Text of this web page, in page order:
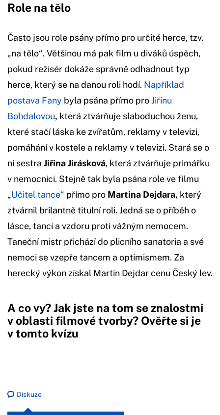
Role na tělo
Často jsou role psány přímo pro určité herce, tzv.
„na tělo“. Většinou má pak film u diváků úspěch,
pokud režisér dokáže správně odhadnout typ
herce, který se na danou roli hodí. Například
postava Fany byla psána přímo proJiřinu
Bohdalovou, která ztvárňuje slaboduchou ženu,
které stačí láska ke zvířatům, reklamy v televizi,
pomáhání v kostele a reklamy v televizi. Stará se o
ní sestra Jiřina Jirásková, která ztvárňuje primářku
v nemocnici. Stejně tak byla psána role ve filmu
„Učitel tance“ přímo pro Martina Dejdara, který
ztvárnil brilantně titulní roli. Jedná se o příběh o
lásce, tanci a vzdoru proti vážným nemocem.
Taneční mistr přichází do plicního sanatoria a své
nemoci se vzepře tancem a optimismem. Za
herecký výkon získal Martin Dejdar cenu Český lev.
A co vy? Jak jste na tom se znalostmi
v oblasti filmové tvorby? Ověřte si je
v tomto kvízu
Diskuze